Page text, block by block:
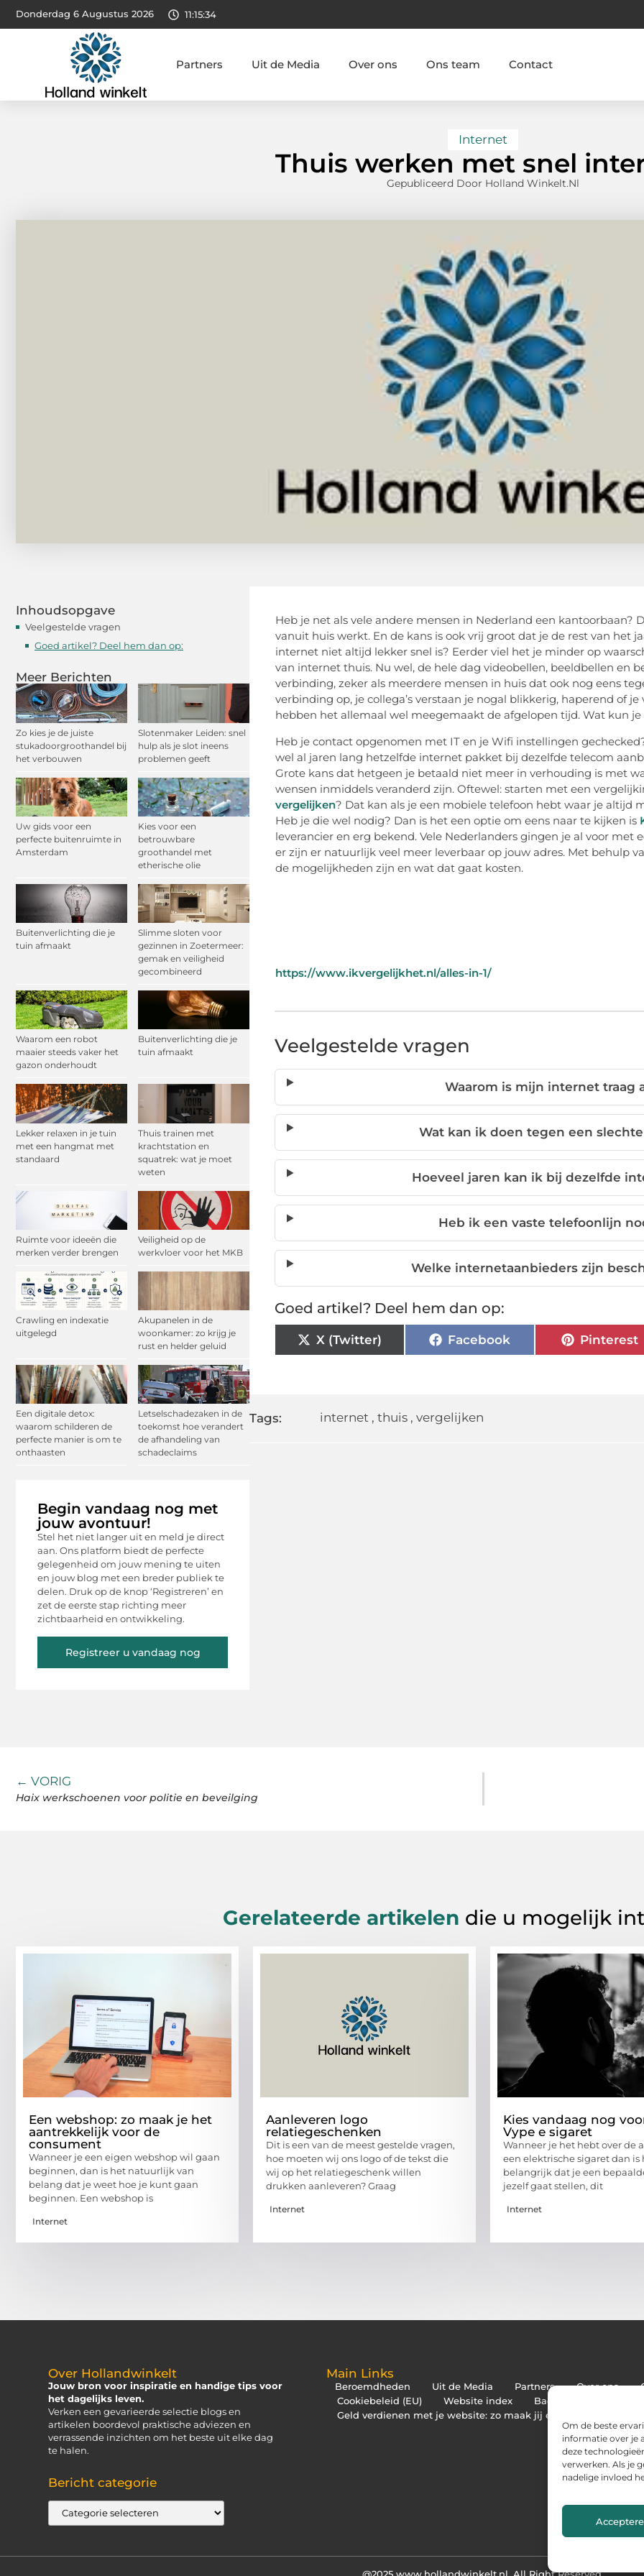
Om de beste
informatie over je
deze
verwerken. Als je
nadelige invloed
Donderdag 6 Augustus 2026 11:15:35
Partners Uit de Media Over ons Ons team Contact
Internet
Thuis werken met snel
Gepubliceerd Door Holland Winkelt.nl
Inhoudsopgave
Veelgestelde vragen
Goed artikel? Deel hem dan op:
Meer Berichten
Zo kies je de juiste
stukadoorgroothandel bij
het verbouwen
Slotenmaker Leiden: snel
hulp als je slot ineens
problemen geeft
Uw gids voor een
perfecte buitenruimte in
Amsterdam
Kies voor een
betrouwbare
groothandel met
etherische olie
Buitenverlichting die je
tuin afmaakt
Slimme sloten voor
gezinnen in Zoetermeer:
gemak en veiligheid
gecombineerd
Waarom een robot
maaier steeds vaker het
gazon onderhoudt
Buitenverlichting die je
tuin afmaakt
Lekker relaxen in je tuin
met een hangmat met
standaard
Thuis trainen met
krachtstation en
squatrek: wat je moet
weten
Ruimte voor ideeën die
merken verder brengen
Veiligheid op de
werkvloer voor het MKB
Crawling en indexatie
uitgelegd
Akupanelen in de
woonkamer: zo krijg je
rust en helder geluid
Een digitale detox:
waarom schilderen de
perfecte manier is om te
onthaasten
Letselschadezaken in de
toekomst hoe verandert
de afhandeling van
schadeclaims
Begin vandaag nog met
jouw avontuur!
Stel het niet langer uit en meld je direct
aan. Ons platform biedt de perfecte
gelegenheid om jouw mening te uiten
en jouw blog met een breder publiek te
delen. Druk op de knop ‘Registreren’ en
zet de eerste stap richting meer
zichtbaarheid en ontwikkeling.
Registreer u vandaag nog
Heb je net als vele andere mensen in Nederland een
vanuit huis werkt. En de kans is ook vrij groot dat je de rest van het
internet niet altijd lekker snel is? Eerder viel het je minder op
van internet thuis. Nu wel, de hele dag videobellen, beeldbellen en
verbinding, zeker als meerdere mensen in huis dat ook nog eens
verbinding op, je collega’s verstaan je nogal blikkerig, haperend of
hebben het allemaal wel meegemaakt de afgelopen tijd. Wat kun je
Heb je contact opgenomen met IT en je Wifi instellingen
wel al jaren lang hetzelfde internet pakket bij dezelfde telecom
Grote kans dat hetgeen je betaald niet meer in verhouding is met
wensen inmiddels veranderd zijn. Oftewel: starten met een
vergelijken? Dat kan als je een mobiele telefoon hebt waar je altijd
Heb je die wel nodig? Dan is het een optie om eens naar te kijken is
leverancier en erg bekend. Vele Nederlanders gingen je al voor
er zijn er natuurlijk veel meer leverbaar op jouw adres. Met behulp
de mogelijkheden zijn en wat dat gaat kosten.
https://www.ikvergelijkhet.nl/alles-in-1/
Veelgestelde vragen
Waarom is mijn internet traag
Wat kan ik doen tegen een
Hoeveel jaren kan ik bij dezelfde
Heb ik een vaste telefoonlijn
Welke internetaanbieders zijn
Goed artikel? Deel hem dan op:
X (Twitter) Facebook Pinterest
Tags: internet, thuis, vergelijken
← VORIG
Haix werkschoenen voor politie en beveilging
Gerelateerde artikelen die u mogelijk
Een webshop: zo maak je het
aantrekkelijk voor de
consument
Wanneer je een eigen webshop wil gaan
beginnen, dan is het natuurlijk van
belang dat je weet hoe je kunt gaan
beginnen. Een webshop is
Internet
Aanleveren logo
relatiegeschenken
Dit is een van de meest gestelde vragen,
hoe moeten wij ons logo of de tekst die
wij op het relatiegeschenk willen
drukken aanleveren? Graag
Internet
Kies vandaag nog
Vype e sigaret
Wanneer je het hebt over de
een elektrische sigaret dan is
belangrijk dat je een
jezelf gaat stellen, dit
Internet
Over Hollandwinkelt
Jouw bron voor inspiratie en handige tips voor
het dagelijks leven.
Verken een gevarieerde selectie blogs en
artikelen boordevol praktische adviezen en
verrassende inzichten om het beste uit elke dag
te halen.
Bericht categorie
Main Links
Beroemdheden Uit de Media Partners Over ons
Cookiebeleid (EU)
Website index
Backlinks kopen
Geld verdienen met je website: zo maak jij er een
@2025 www.hollandwinkelt.nl. All Right Reserved.